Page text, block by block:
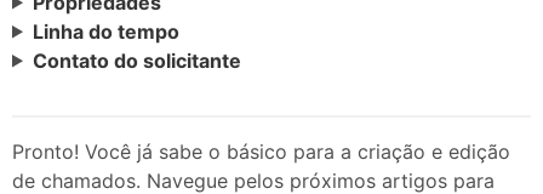
Linha do tempo
Contato do solicitante
Pronto! Você já sabe o básico para a criação e edição
de chamados. Navegue pelos próximos artigos para